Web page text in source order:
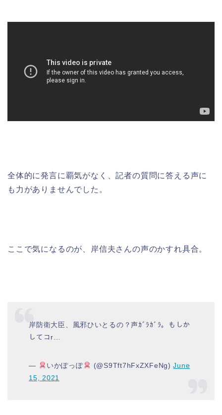
全体的に発言に覇気がなく、記者の質問に答える声に
も力がありませんでした。
ここで気になるのが、岸信夫さんの声のかすれ具合。
岸防衛大臣、風邪ひいとるの？声ｶﾞﾗｶﾞﾗ。もしか
してコr…
— いかぽっぽ (@S9Tft7hFxZXFeNg)June
15, 2021